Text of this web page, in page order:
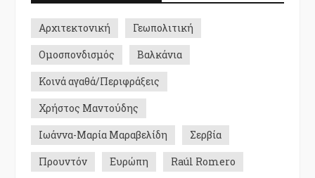
Αρχιτεκτονική
Γεωπολιτική
Ομοσπονδισμός
Βαλκάνια
Κοινά αγαθά/Περιφράξεις
Χρήστος Μαντούδης
Ιωάννα-Μαρία Μαραβελίδη
Σερβία
Προυντόν
Ευρώπη
Raúl Romero